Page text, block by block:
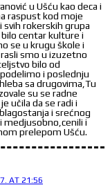
u Ušću kao deca i
raspust kod moje
svih rokerskih grupa
bilo centar kulture i
se u krugu škole i
smo u izuzetno
bilo od
i poslednju
sa drugovima,Tu
su se radne
učila da se radi i
i srećnog
medjusobno,cenili i
prelepom Ušću.
AT 21:56